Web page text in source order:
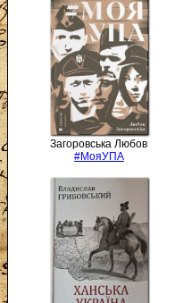
Загоровська Любов
#МояУПА